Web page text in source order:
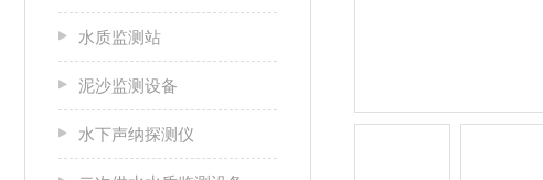
水质监测站
泥沙监测设备
水下声纳探测仪